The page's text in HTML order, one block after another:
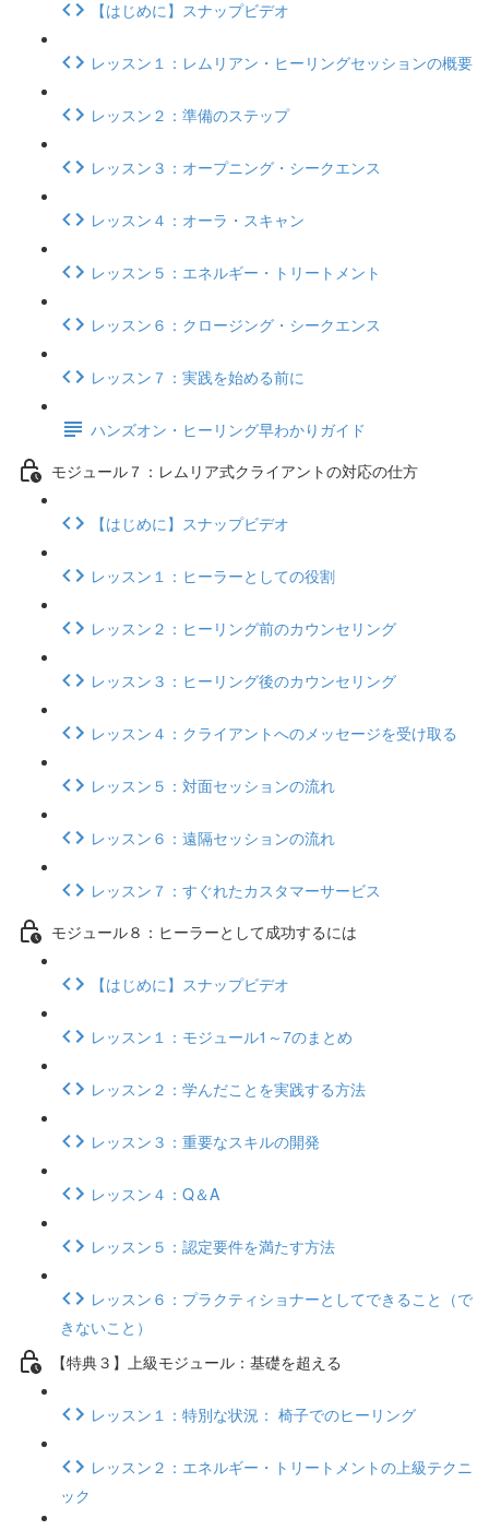
【はじめに】スナップビデオ
レッスン１：レムリアン・ヒーリングセッションの概要
レッスン２：準備のステップ
レッスン３：オープニング・シークエンス
レッスン４：オーラ・スキャン
レッスン５：エネルギー・トリートメント
レッスン６：クロージング・シークエンス
レッスン７：実践を始める前に
ハンズオン・ヒーリング早わかりガイド
モジュール７：レムリア式クライアントの対応の仕方
【はじめに】スナップビデオ
レッスン１：ヒーラーとしての役割
レッスン２：ヒーリング前のカウンセリング
レッスン３：ヒーリング後のカウンセリング
レッスン４：クライアントへのメッセージを受け取る
レッスン５：対面セッションの流れ
レッスン６：遠隔セッションの流れ
レッスン７：すぐれたカスタマーサービス
モジュール８：ヒーラーとして成功するには
【はじめに】スナップビデオ
レッスン１：モジュール1～7のまとめ
レッスン２：学んだことを実践する方法
レッスン３：重要なスキルの開発
レッスン４：Q＆A
レッスン５：認定要件を満たす方法
レッスン６：プラクティショナーとしてできること（で
きないこと）
【特典３】上級モジュール：基礎を超える
レッスン１：特別な状況： 椅子でのヒーリング
レッスン２：エネルギー・トリートメントの上級テクニ
ック